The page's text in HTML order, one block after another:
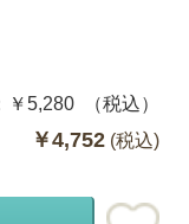
￥5,280 （税込）
￥4,752 (税込)